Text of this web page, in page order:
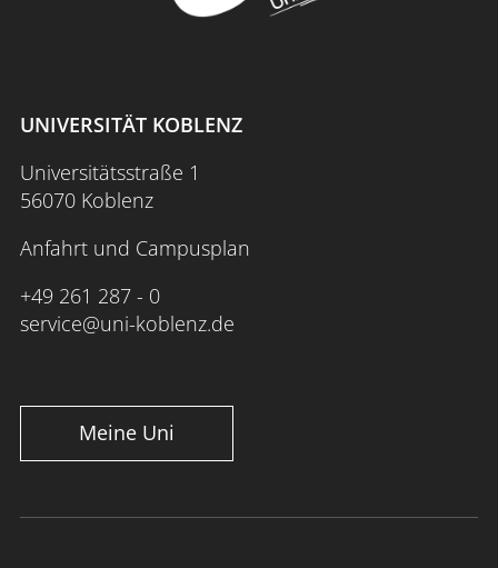
UNIVERSITÄT KOBLENZ
Universitätsstraße 1
56070 Koblenz
Anfahrt und Campusplan
+49 261 287 - 0
service@uni-koblenz.de
Meine Uni